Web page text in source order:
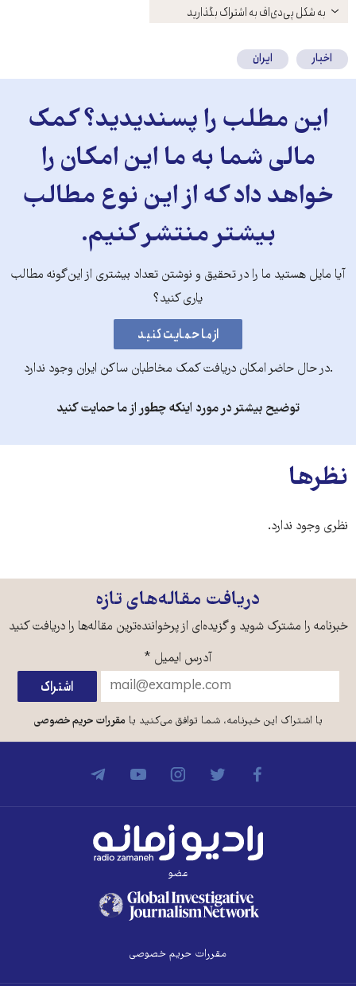
باز
کنید
به شکل پی‌دی‌اف به اشتراک بگذارید
اخبار ایران
این مطلب را پسندیدید؟ کمک
مالی شما به ما این امکان را
خواهد داد که از این نوع مطالب
بیشتر منتشر کنیم.
آیا مایل هستید ما را در تحقیق و نوشتن تعداد بیشتری از این‌گونه مطالب
یاری کنید؟
.در حال حاضر امکان دریافت کمک مخاطبان ساکن ایران وجود ندارد
توضیح بیشتر در مورد اینکه چطور از ما حمایت کنید
نظرها
نظری وجود ندارد.
دریافت مقاله‌های تازه
خبرنامه را مشترک شوید و گزیده‌ای از پرخواننده‌ترین مقاله‌ها را دریافت کنید
آدرس ایمیل *
با اشتراک این خبرنامه، شما توافق می‌کنید بامقررات حریم خصوصی
عضو
مقررات حریم خصوصی